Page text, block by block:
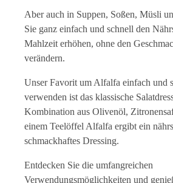
Aber auch in Suppen, Soßen, Müsli
Sie ganz einfach und schnell den
Mahlzeit erhöhen, ohne den
verändern.
Unser Favorit um Alfalfa einfach und
verwenden ist das klassische
Kombination aus Olivenöl,
einem Teelöffel Alfalfa ergibt ein
schmackhaftes Dressing.
Entdecken Sie die umfangreichen
Verwendungsmöglichkeiten und